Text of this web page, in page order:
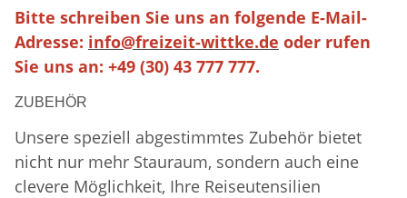
Bitte schreiben Sie uns an folgende E-Mail-
Adresse: info@freizeit-wittke.de oder rufen
Sie uns an: +49 (30) 43 777 777.
ZUBEHÖR
Unsere speziell abgestimmtes Zubehör bietet
nicht nur mehr Stauraum, sondern auch eine
clevere Möglichkeit, Ihre Reiseutensilien